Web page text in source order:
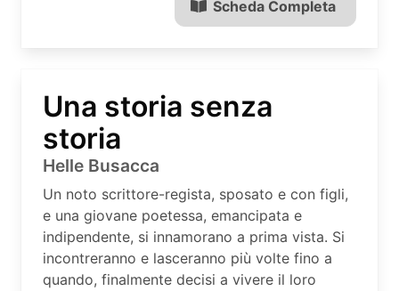
Scheda Completa
Una storia senza
storia
Helle Busacca
Un noto scrittore-regista, sposato e con figli,
e una giovane poetessa, emancipata e
indipendente, si innamorano a prima vista. Si
incontreranno e lasceranno più volte fino a
quando, finalmente decisi a vivere il loro